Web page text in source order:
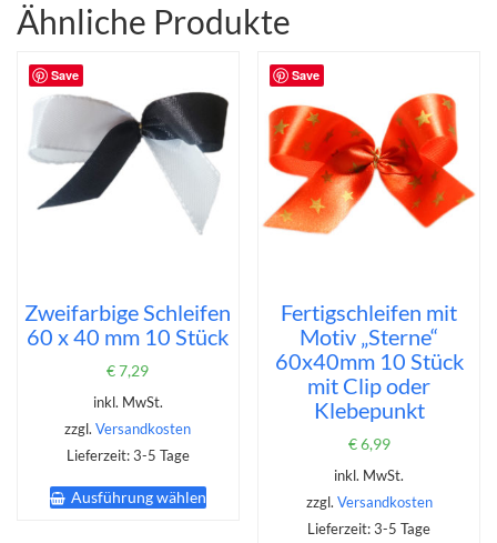
Ähnliche Produkte
Save
Zweifarbige Schleifen
60 x 40 mm 10 Stück
€7,29
inkl. MwSt.
zzgl.Versandkosten
Lieferzeit: 3-5 Tage
Ausführung wählenProdukt
Save
Fertigschleifen mit
Motiv „Sterne“
60x40mm 10 Stück
mit Clip oder
Klebepunkt
€6,99
inkl. MwSt.
zzgl. Versandkosten
Lieferzeit:3-5 Tage